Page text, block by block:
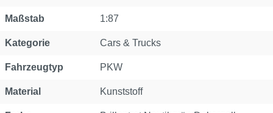
Maßstab 1:87
Kategorie Cars & Trucks
Fahrzeugtyp PKW
Material Kunststoff